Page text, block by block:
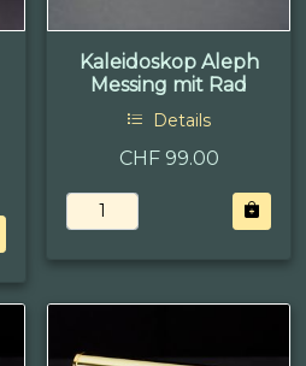
Kaleidoskop Aleph
Messing mit Rad
Details
CHF 99.00